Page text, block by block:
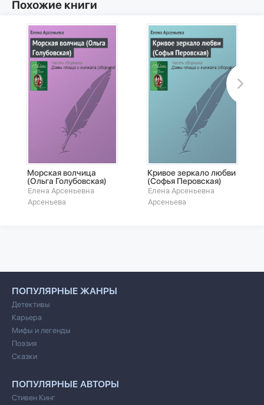
Похожие книги
Морская волчица
(Ольга Голубовская)
Елена Арсеньевна
Арсеньева
Кривое зеркало любви
(Софья Перовская)
Елена Арсеньевна
Арсеньева
ПОПУЛЯРНЫЕ ЖАНРЫ
Детективы
Карьера
Мифы и легенды
Поэзия
Сказки
ПОПУЛЯРНЫЕ АВТОРЫ
Стивен Кинг